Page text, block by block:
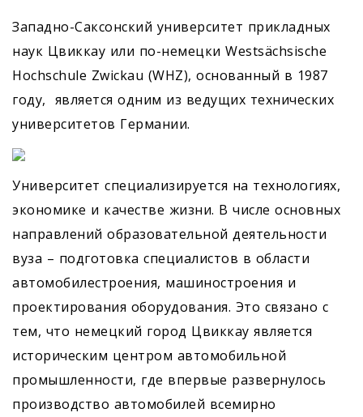
Западно-Саксонский университет прикладных
наук Цвиккау или по-немецки Westsächsische
Hochschule Zwickau (WHZ), основанный в 1987
году, является одним из ведущих технических
университетов Германии.
Университет специализируется на технологиях,
экономике и качестве жизни. В числе основных
направлений образовательной деятельности
вуза – подготовка специалистов в области
автомобилестроения, машиностроения и
проектирования оборудования. Это связано с
тем, что немецкий город Цвиккау является
историческим центром автомобильной
промышленности, где впервые развернулось
производство автомобилей всемирно